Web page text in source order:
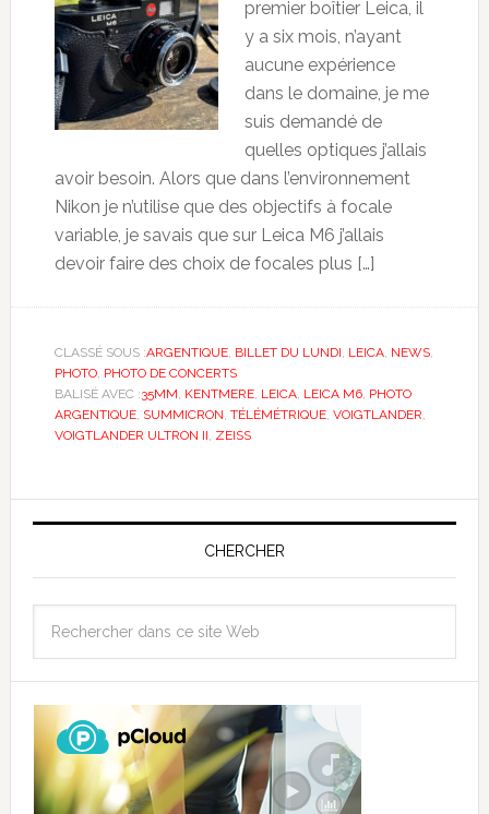
premier boîtier Leica, il
y a six mois, n’ayant
aucune expérience
dans le domaine, je me
suis demandé de
quelles optiques j’allais
avoir besoin. Alors que dans l’environnement
Nikon je n’utilise que des objectifs à focale
variable, je savais que sur Leica M6 j’allais
devoir faire des choix de focales plus […]
CLASSÉ SOUS :ARGENTIQUE, BILLET DU LUNDI LEICA, NEWS,
PHOTO, PHOTO DE CONCERTS
BALISÉ AVEC :35MM KENTMERE, LEICA, LEICA M6, PHOTO
ARGENTIQUE, SUMMICRON TÉLÉMÉTRIQUE, VOIGTLANDER
VOIGTLANDER ULTRON II ZEISS
CHERCHER